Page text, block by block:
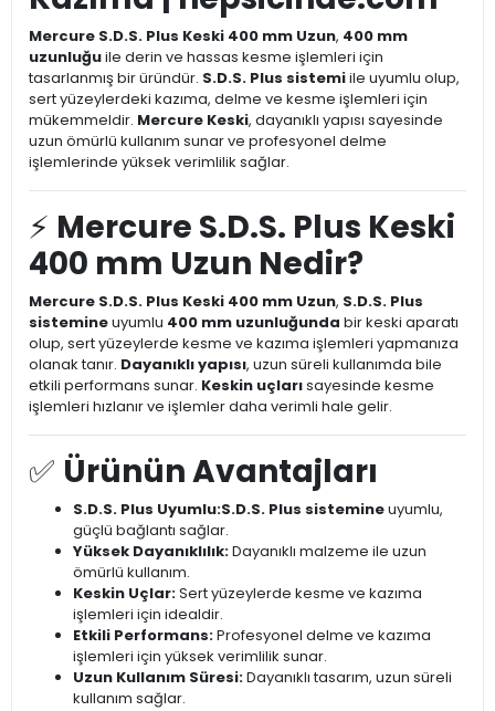
Mercure S.D.S. Plus Keski 400 mm Uzun, 400 mm
uzunluğuile derin ve hassas kesme işlemleri için
tasarlanmış bir üründür. S.D.S. Plus sistemiile uyumlu olup,
sert yüzeylerdeki kazıma, delme ve kesme işlemleri için
mükemmeldir. Mercure Keski, dayanıklı yapısı sayesinde
uzun ömürlü kullanım sunar ve profesyonel delme
işlemlerinde yüksek verimlilik sağlar.
⚡ Mercure S.D.S. Plus Keski
400 mm Uzun Nedir?
Mercure S.D.S. Plus Keski 400 mm Uzun, S.D.S. Plus
sistemineuyumlu 400 mm uzunluğunda bir keski aparatı
olup, sert yüzeylerde kesme ve kazıma işlemleri yapmanıza
olanak tanır. Dayanıklı yapısı, uzun süreli kullanımda bile
etkili performans sunar. Keskin uçlarısayesinde kesme
işlemleri hızlanır ve işlemler daha verimli hale gelir.
✅ Ürünün Avantajları
S.D.S. Plus Uyumlu:S.D.S. Plus sistemineuyumlu,
güçlü bağlantı sağlar.
Yüksek Dayanıklılık:Dayanıklı malzeme ile uzun
ömürlü kullanım.
Keskin Uçlar:Sert yüzeylerde kesme ve kazıma
işlemleri için idealdir.
Etkili Performans:Profesyonel delme ve kazıma
işlemleri için yüksek verimlilik sunar.
Uzun Kullanım Süresi:Dayanıklı tasarım, uzun süreli
kullanım sağlar.